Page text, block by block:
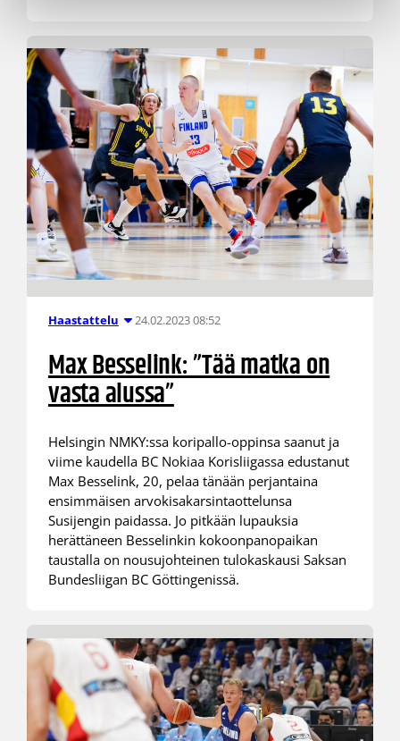
Haastattelu 24.02.2023 08:52
Max Besselink: ”Tää matka on
vasta alussa”
Helsingin NMKY:ssa koripallo-oppinsa saanut ja
viime kaudella BC Nokiaa Korisliigassa edustanut
Max Besselink, 20, pelaa tänään perjantaina
ensimmäisen arvokisakarsintaottelunsa
Susijengin paidassa. Jo pitkään lupauksia
herättäneen Besselinkin kokoonpanopaikan
taustalla on nousujohteinen tulokaskausi Saksan
Bundesliigan BC Göttingenissä.